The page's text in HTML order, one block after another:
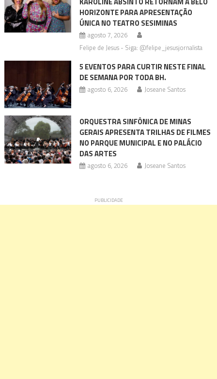
HORIZONTE PARA APRESENTAÇÃO
ÚNICA NO TEATRO SESIMINAS
agosto 7, 2026
Felipe de Jesus - Siga: @felipe_jesusjornalista
5 EVENTOS PARA CURTIR NESTE FINAL
DE SEMANA POR TODA BH.
agosto 6, 2026 Joseane Santos
ORQUESTRA SINFÔNICA DE MINAS
GERAIS APRESENTA TRILHAS DE FILMES
NO PARQUE MUNICIPAL E NO PALÁCIO
DAS ARTES
agosto 6, 2026 Joseane Santos